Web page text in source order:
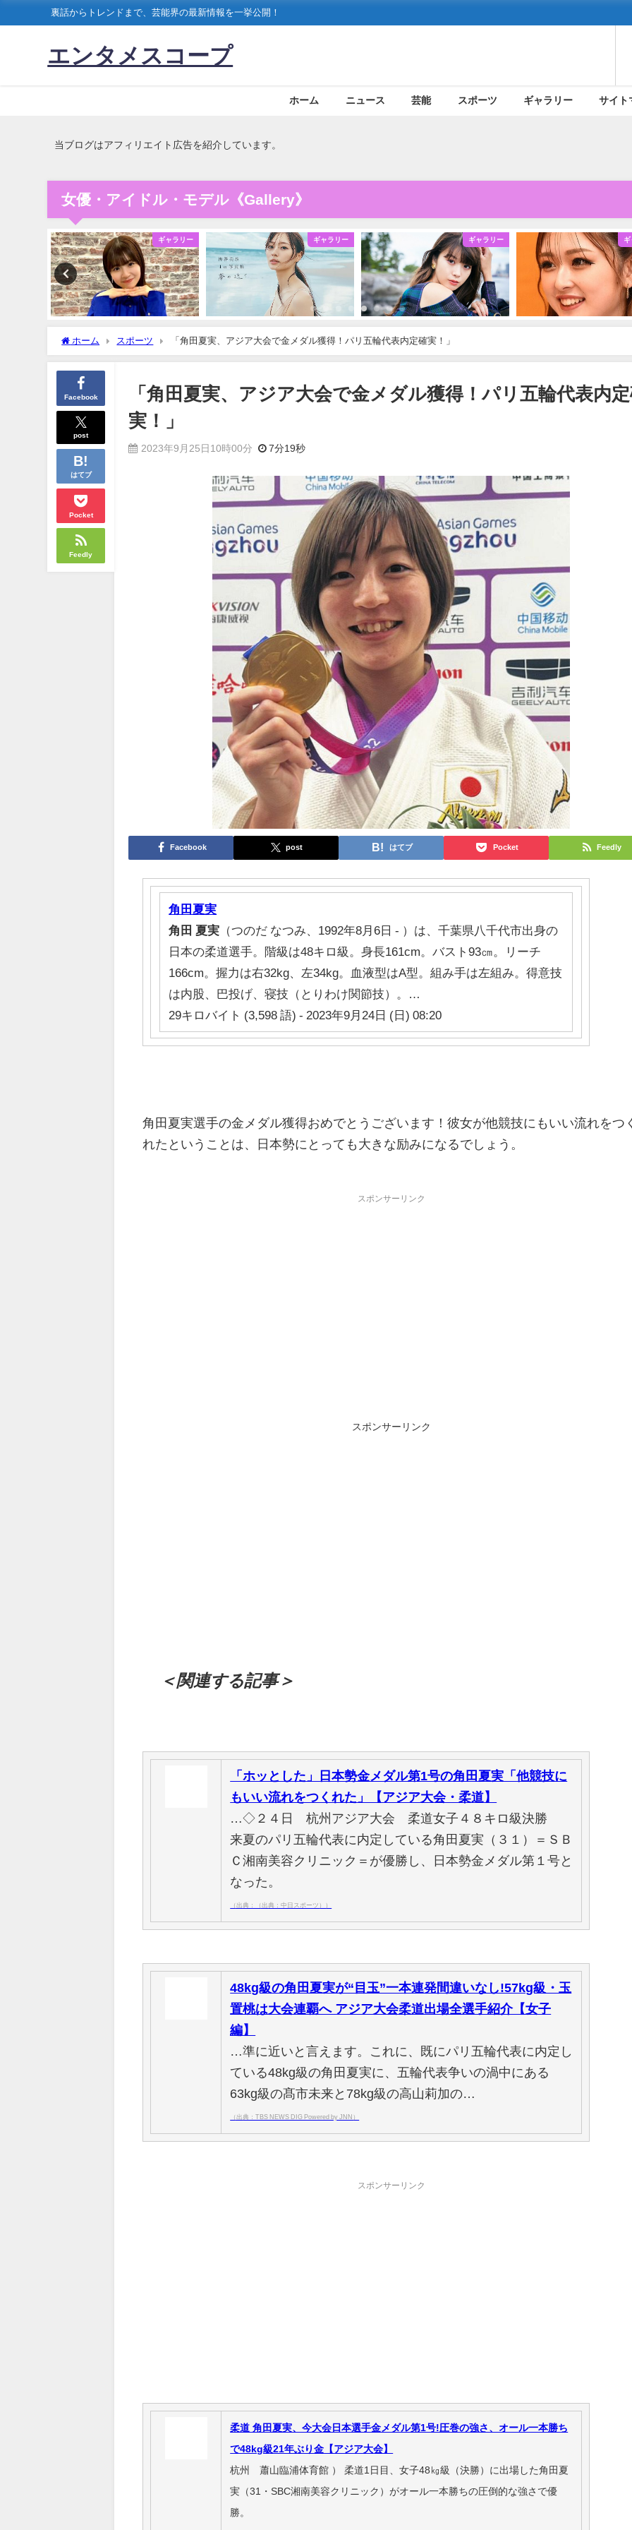
裏話からトレンドまで、芸能界の最新情報を一挙公開！
エンタメスコープ
ホーム ニュース 芸能 スポーツ ギャラリー サイト
当ブログはアフィリエイト広告を紹介しています。
女優・アイドル・モデル《Gallery》
ギャラリー ギャラリー ギャラリー ギ
ホーム スポーツ 「角田夏実、アジア大会で金メダル獲得！パリ五輪代表内定確実！」
Facebook
post
はてブ
Pocket
Feedly
「角田夏実、アジア大会で金メダル獲得！パリ五輪代表内
実！」
2023年9月25日10時00分 7分19秒
Facebook post はてブ Pocket Feedly
角田夏実
角田 夏実 （つのだ なつみ、1992年8月6日 - ）は、千葉県八千代市出身の
日本の柔道選手。階級は48キロ級。身長161cm。バスト93㎝。リーチ
166cm。握力は右32kg、左34kg。血液型はA型。組み手は左組み。得意技
は内股、巴投げ、寝技（とりわけ関節技）。…
29キロバイト (3,598 語) - 2023年9月24日 (日) 08:20
角田夏実選手の金メダル獲得おめでとうございます！彼女が他競技にもいい流れをつ
れたということは、日本勢にとっても大きな励みになるでしょう。
スポンサーリンク
スポンサーリンク
＜関連する記事＞
「ホッとした」日本勢金メダル第1号の角田夏実「他競技に
もいい流れをつくれた」【アジア大会・柔道】
…◇２４日 杭州アジア大会 柔道女子４８キロ級決勝
来夏のパリ五輪代表に内定している角田夏実（３１）＝ＳＢ
Ｃ湘南美容クリニック＝が優勝し、日本勢金メダル第１号と
なった。
（出典：（出典：中日スポーツ））
48kg級の角田夏実が“目玉”一本連発間違いなし!57kg級・玉
置桃は大会連覇へ アジア大会柔道出場全選手紹介【女子
編】
…準に近いと言えます。これに、既にパリ五輪代表に内定し
ている48kg級の角田夏実に、五輪代表争いの渦中にある
63kg級の髙市未来と78kg級の高山莉加の…
（出典：TBS NEWS DIG Powered by JNN）
スポンサーリンク
柔道 角田夏実、今大会日本選手金メダル第1号!圧巻の強さ、オール一本勝ち
で48kg級21年ぶり金【アジア大会】
杭州 蕭山臨浦体育館 ） 柔道1日目、女子48㎏級（決勝）に出場した角田夏
実（31・SBC湘南美容クリニック）がオール一本勝ちの圧倒的な強さで優
勝。